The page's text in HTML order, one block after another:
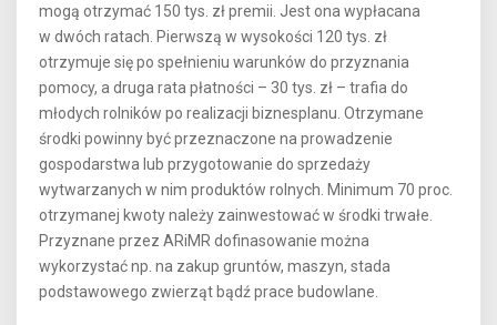
mogą otrzymać 150 tys. zł premii. Jest ona wypłacana
w dwóch ratach. Pierwszą w wysokości 120 tys. zł
otrzymuje się po spełnieniu warunków do przyznania
pomocy, a druga rata płatności – 30 tys. zł – trafia do
młodych rolników po realizacji biznesplanu. Otrzymane
środki powinny być przeznaczone na prowadzenie
gospodarstwa lub przygotowanie do sprzedaży
wytwarzanych w nim produktów rolnych. Minimum 70 proc.
otrzymanej kwoty należy zainwestować w środki trwałe.
Przyznane przez ARiMR dofinasowanie można
wykorzystać np. na zakup gruntów, maszyn, stada
podstawowego zwierząt bądź prace budowlane.